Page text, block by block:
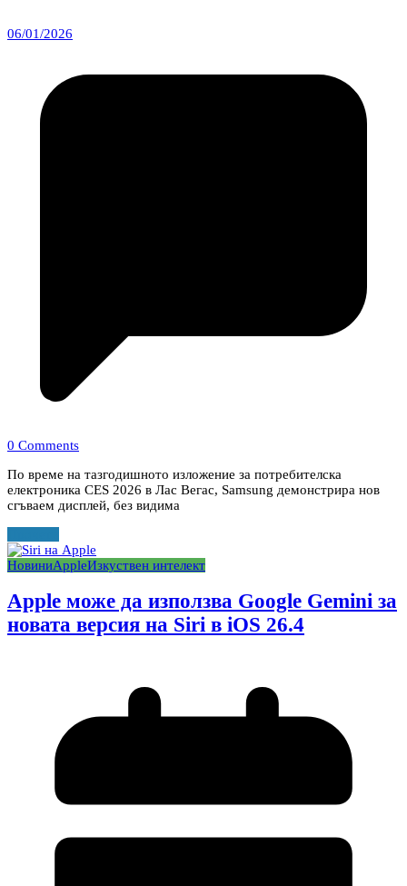
06/01/2026
0 Comments
По време на тазгодишното изложение за потребителска
електроника CES 2026 в Лас Вегас, Samsung демонстрира нов
сгъваем дисплей, без видима
НовиниAppleИзкуствен интелект
Apple може да използва Google Gemini за
новата версия на Siri в iOS 26.4